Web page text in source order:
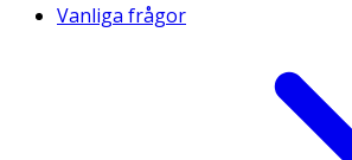
Vanliga frågor